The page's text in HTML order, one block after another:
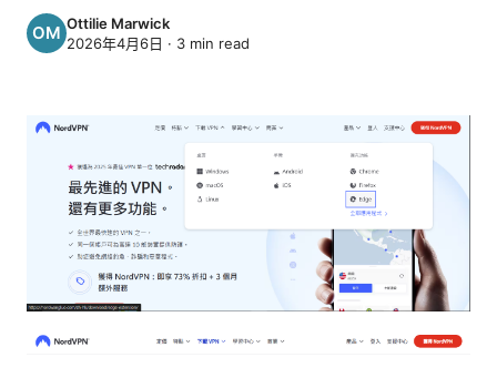
Ottilie Marwick
2026年4月6日 · 3 min read